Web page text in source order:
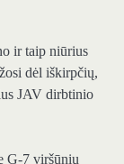
ir taip niūrius
dėl iškirpčių,
JAV dirbtinio
G-7 viršūnių